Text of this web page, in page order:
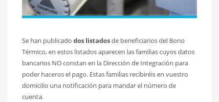
Se han publicado dos listadosde beneficiarios del Bono
Térmico, en estos listados aparecen las familias cuyos datos
bancarios NO constan en la Dirección de Integración para
poder haceros el pago. Estas familias recibiréis en vuestro
domicilio una notificación para mandar el número de
cuenta.